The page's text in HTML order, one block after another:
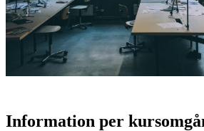
Information per